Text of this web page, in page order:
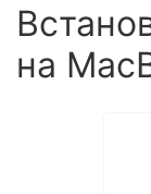
на